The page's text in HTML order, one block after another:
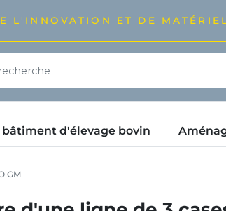
L'INNOVATION ET DE
d'élevage bovin
GM